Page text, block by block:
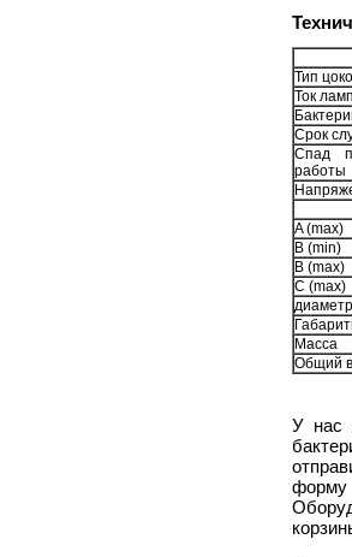
Тип
Ток
Срок
Спад
работы
A (max)
В (min)
В (max)
С (max)
Масса
Общий
У нас
форму